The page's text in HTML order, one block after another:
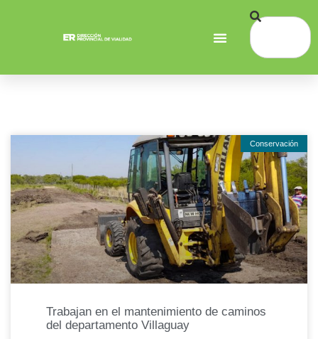
Conservación
Trabajan en el mantenimiento de caminos
del departamento Villaguay